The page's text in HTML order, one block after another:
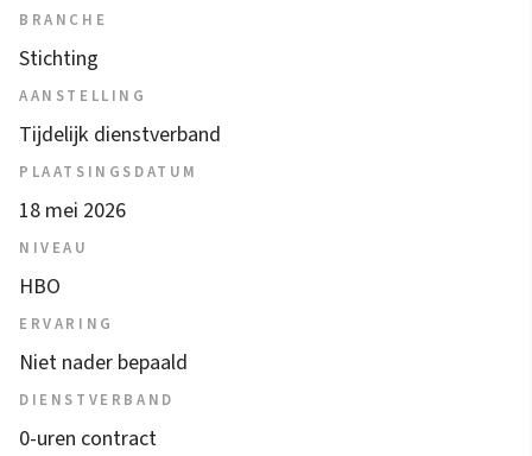
BRANCHE
Stichting
AANSTELLING
Tijdelijk dienstverband
PLAATSINGSDATUM
18 mei 2026
NIVEAU
HBO
ERVARING
Niet nader bepaald
DIENSTVERBAND
0-uren contract